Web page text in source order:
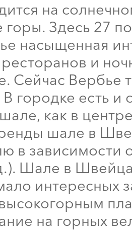
на
Здесь 27
насыщенная
и
Сейчас Вербье
В городке есть
как в
шале в
в зависимости
Шале в
интересных
на горных